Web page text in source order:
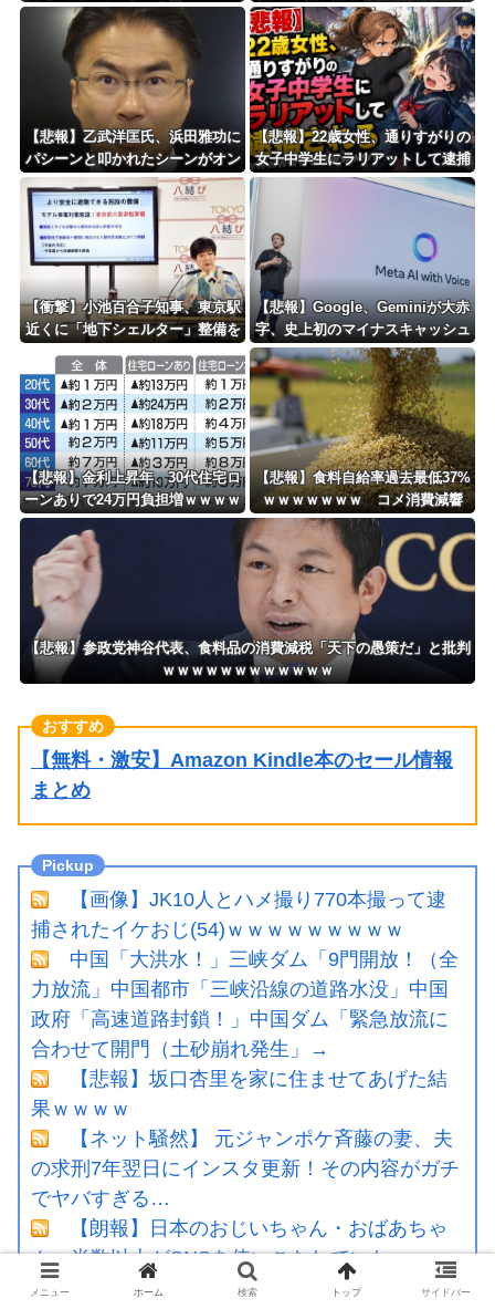
実施した為替介入は｢一時しのぎ
に過ぎない｣との認識を示す
名前も刻印ｗｗｗｗｗｗｗｗｗ
【悲報】乙武洋匡氏、浜田雅功に
パシーンと叩かれたシーンがオン
エアされず「障害者相手だと放送
されなくなる。俺、逆差別だと思
って」
【悲報】22歳女性、通りすがりの
女子中学生にラリアットして逮捕
されるｗｗｗｗｗｗｗｗｗｗｗｗ
【衝撃】小池百合子知事、東京駅
近くに「地下シェルター」整備を
【悲報】Google、Geminiが大赤
字、史上初のマイナスキャッシュ
フローに陥る・・・
【悲報】金利上昇年、30代住宅ロ
ーンありで24万円負担増ｗｗｗｗ
ｗｗｗｗｗｗｗｗ
【悲報】食料自給率過去最低37%
ｗｗｗｗｗｗｗ コメ消費減響
く・・・
【悲報】参政党神谷代表、食料品の消費減税「天下の愚策だ」と批判
ｗｗｗｗｗｗｗｗｗｗｗｗ
【無料・激安】Amazon Kindle本のセール情報
まとめ
【画像】JK10人とハメ撮り770本撮って逮
捕されたイケおじ(54)ｗｗｗｗｗｗｗｗｗ
中国「大洪水！」三峡ダム「9門開放！（全
力放流」中国都市「三峡沿線の道路水没」中国
政府「高速道路封鎖！」中国ダム「緊急放流に
合わせて開門（土砂崩れ発生」→
【悲報】坂口杏里を家に住ませてあげた結
果ｗｗｗｗ
【ネット騒然】 元ジャンポケ斉藤の妻、夫
の求刑7年翌日にインスタ更新！その内容がガチ
でヤバすぎる…
【朗報】日本のおじいちゃん・おばあちゃ
ん、半数以上がSNSを使いこなしていたｗｗｗ
ｗｗ
メニュー ホーム 検索 トップ サイドバー